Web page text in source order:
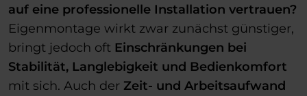
auf eine professionelle Installation vertrauen?
Eigenmontage wirkt zwar zunächst günstiger,
bringt jedoch oft Einschränkungen bei
Stabilität, Langlebigkeit und Bedienkomfort
mit sich. Auch der Zeit- und Arbeitsaufwand